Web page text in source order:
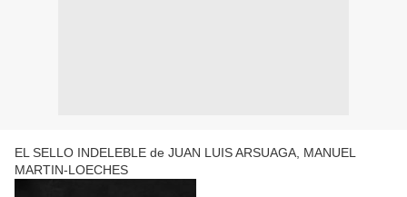
EL SELLO INDELEBLE de JUAN LUIS ARSUAGA, MANUEL
MARTIN-LOECHES